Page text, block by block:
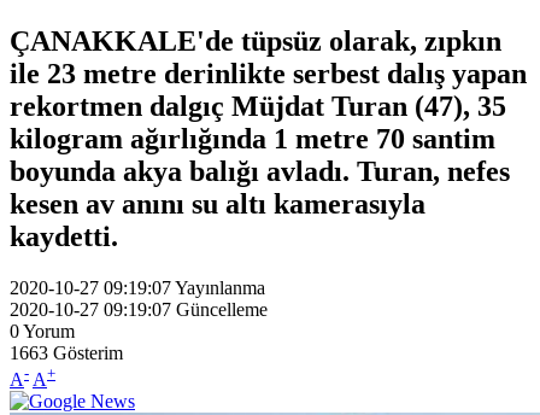
ÇANAKKALE'de tüpsüz olarak, zıpkın
ile 23 metre derinlikte serbest dalış yapan
rekortmen dalgıç Müjdat Turan (47), 35
kilogram ağırlığında 1 metre 70 santim
boyunda akya balığı avladı. Turan, nefes
kesen av anını su altı kamerasıyla
kaydetti.
2020-10-27 09:19:07Yayınlanma
2020-10-27 09:19:07 Güncelleme
0Yorum
1663 Gösterim
A- A+